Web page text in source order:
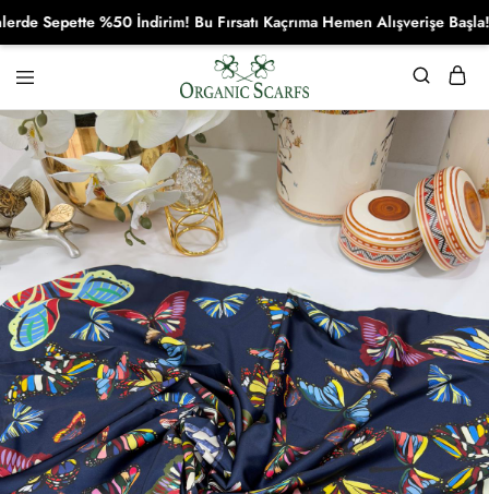
Organikscarf
Sepette %50 İndirim! Bu Fırsatı Kaçrıma Hemen Alışverişe Başla!